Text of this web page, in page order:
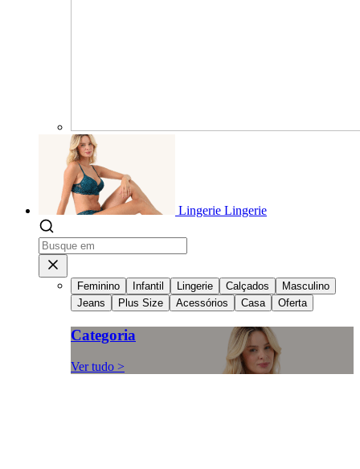
Lingerie Lingerie
Feminino Infantil Lingerie Calçados
Masculino
Jeans
Plus Size Acessórios Casa Oferta
Categoria
Ver tudo >